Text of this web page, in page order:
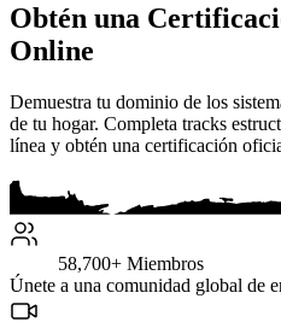
Obtén una
Online
Demuestra tu dominio de los
de tu hogar. Completa tracks
línea y obtén una certificación
58,700+ Miembros
Únete a una comunidad global de